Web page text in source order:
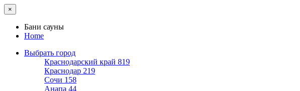
×
Бани сауны
Home
Выбрать город
Краснодарский край 819
Краснодар 219
Сочи 158
Анапа 44